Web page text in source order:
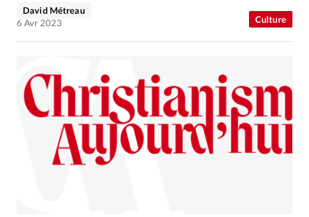
Culture
David Métreau
6 Avr 2023